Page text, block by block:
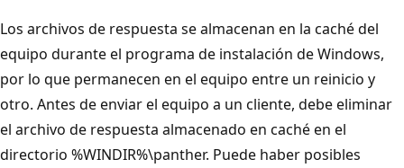
Los archivos de respuesta se almacenan en la caché del
equipo durante el programa de instalación de Windows,
por lo que permanecen en el equipo entre un reinicio y
otro. Antes de enviar el equipo a un cliente, debe eliminar
el archivo de respuesta almacenado en caché en el
directorio %WINDIR%\panther. Puede haber posibles